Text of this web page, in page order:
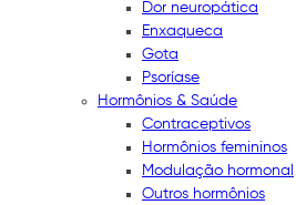
Dor neuropática
Enxaqueca
Gota
Psoríase
Hormônios & Saúde
Contraceptivos
Hormônios femininos
Modulação hormonal
Outros hormônios